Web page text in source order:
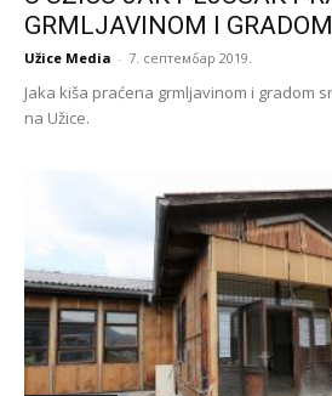
GRMLJAVINOM I GRADOM
Užice Media - 7. септембар 2019.
Jaka kiša praćena grmljavinom i gradom
na Užice.